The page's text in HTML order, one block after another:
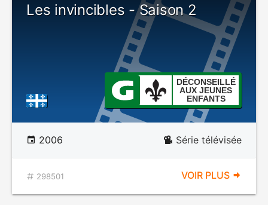
Les invincibles - Saison 2
DÉCONSEILLÉ
AUX JEUNES
ENFANTS
2006 Série télévisée
298501 VOIR PLUS